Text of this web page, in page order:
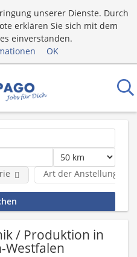
unserer Dienste. Durch
erklären Sie sich mit dem
einverstanden.
OK
Art der Anstellung
/ Produktion in
Westfalen